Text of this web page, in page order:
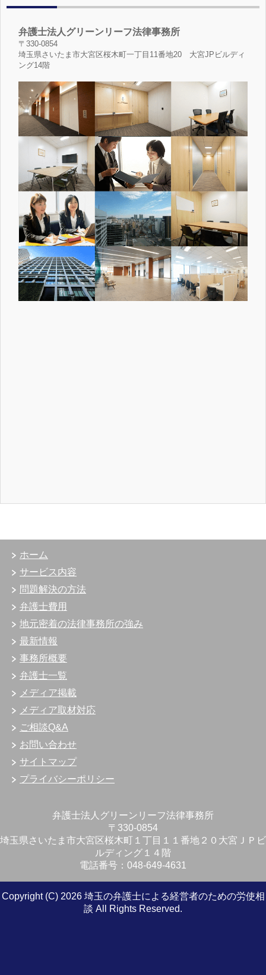
弁護士法人グリーンリーフ法律事務所
〒330-0854
埼玉県さいたま市大宮区桜木町一丁目11番地20 大宮JPビルディ
ング14階
ホーム
サービス内容
問題解決の方法
弁護士費用
地元密着の法律事務所の強み
最新情報
事務所概要
弁護士一覧
メディア掲載
メディア取材対応
ご相談Q&A
お問い合わせ
サイトマップ
プライバシーポリシー
弁護士法人グリーンリーフ法律事務所
〒330-0854
埼玉県さいたま市大宮区桜木町１丁目１１番地２０大宮ＪＰビ
ルディング１４階
電話番号：048-649-4631
Copyright (C) 2026 埼玉の弁護士による経営者のための労使相
談 All Rights Reserved.